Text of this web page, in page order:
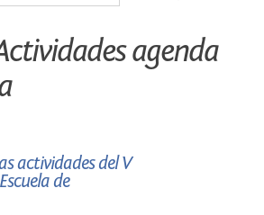
agenda
actividades del V
de